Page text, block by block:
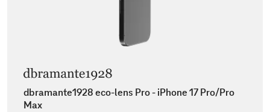
dbramante1928 eco-lens Pro - iPhone 17 Pro/Pro
Max